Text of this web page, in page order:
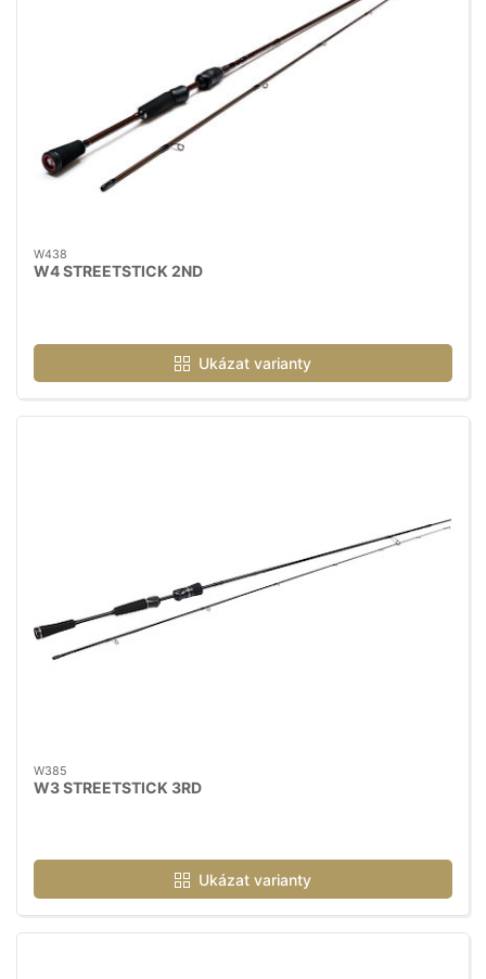
W438
W4 STREETSTICK 2ND
Ukázat varianty
W385
W3 STREETSTICK 3RD
Ukázat varianty